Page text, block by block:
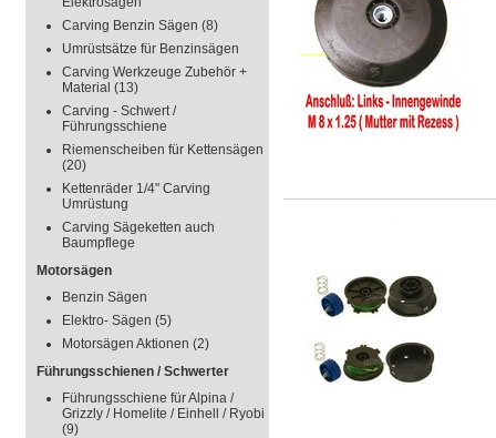
Carving Benzin Sägen (8)
Umrüstsätze für Benzinsägen
Carving Werkzeuge Zubehör +
Material (13)
Carving - Schwert /
Führungsschiene
Riemenscheiben für Kettensägen
(20)
Kettenräder 1/4" Carving
Umrüstung
Carving Sägeketten auch
Baumpflege
Motorsägen
Benzin Sägen
Elektro- Sägen (5)
Motorsägen Aktionen (2)
Führungsschienen / Schwerter
Führungsschiene für Alpina /
Grizzly / Homelite / Einhell / Ryobi
(9)